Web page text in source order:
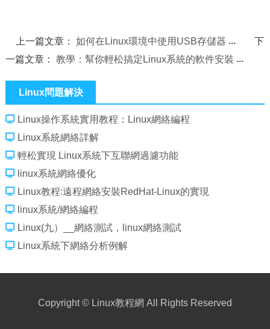
上一篇文章：如何在Linux環境中使用USB存儲器
下
一篇文章： 教學：幫你輕松搞定Linux系統的軟件安裝
Linux問題解決
Linux操作系統實用教程：Linux網絡編程
Linux系統網絡詳解
輕松實現 Linux系統下互聯網過濾功能
linux系統網絡優化
Linux教程:遠程網絡安裝RedHat-Linux的實現
linux系統/網絡編程
Linux(九）__網絡測試，linux網絡測試
Linux系統下網絡分析例解
Copyright © Linux教程網 All Rights Reserved